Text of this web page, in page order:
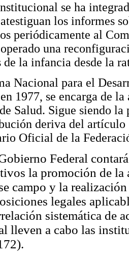
se ha
los informes
periódicamente al
una
de la infancia desde la
Nacional para el
1977, se encarga de
Salud. Sigue siendo
deriva del
Oficial de la
Federal
la promoción de la
campo y la
legales
sistemática de
lleven a cabo las